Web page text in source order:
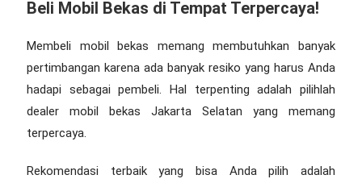
Beli Mobil Bekas di Tempat Terpercaya!
Membeli mobil bekas memang membutuhkan banyak
pertimbangan karena ada banyak resiko yang harus Anda
hadapi sebagai pembeli. Hal terpenting adalah pilihlah
dealer mobil bekas Jakarta Selatan yang memang
terpercaya.
Rekomendasi terbaik yang bisa Anda pilih adalah